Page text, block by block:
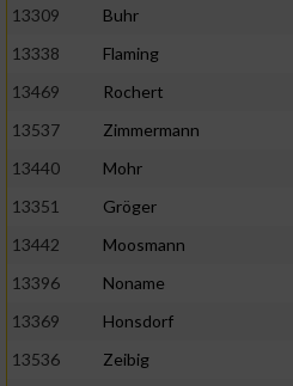
13309
Buhr
13338
Flaming
13469
Rochert
13537
Zimmermann
13440
Mohr
13351
Gröger
13442
Moosmann
13396
Noname
13369
Honsdorf
13536
Zeibig